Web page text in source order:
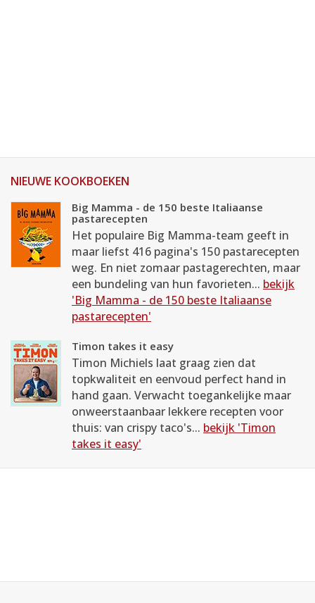
NIEUWE KOOKBOEKEN
Big Mamma - de 150 beste Italiaanse
pastarecepten
Het populaire Big Mamma-team geeft in
maar liefst 416 pagina's 150 pastarecepten
weg. En niet zomaar pastagerechten, maar
een bundeling van hun favorieten... bekijk
'Big Mamma - de 150 beste Italiaanse
pastarecepten'
Timon takes it easy
Timon Michiels laat graag zien dat
topkwaliteit en eenvoud perfect hand in
hand gaan. Verwacht toegankelijke maar
onweerstaanbaar lekkere recepten voor
thuis: van crispy taco's... bekijk 'Timon
takes it easy'